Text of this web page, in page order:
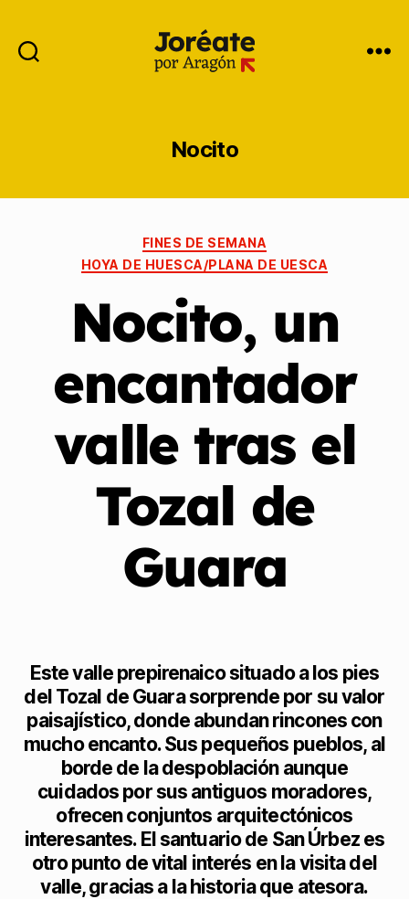
Nocito
FINES DE SEMANA
HOYA DE HUESCA/PLANA DE UESCA
Nocito, un
encantador
valle tras el
Tozal de
Guara
Este valle prepirenaico situado a los pies
del Tozal de Guara sorprende por su valor
paisajístico, donde abundan rincones con
mucho encanto. Sus pequeños pueblos, al
borde de la despoblación aunque
cuidados por sus antiguos moradores,
ofrecen conjuntos arquitectónicos
interesantes. El santuario de San Úrbez es
otro punto de vital interés en la visita del
valle, gracias a la historia que atesora.